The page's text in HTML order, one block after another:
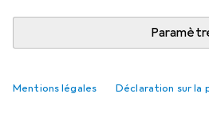
Mentions légales Déclaration sur la
PlayseatTapis de sol XL